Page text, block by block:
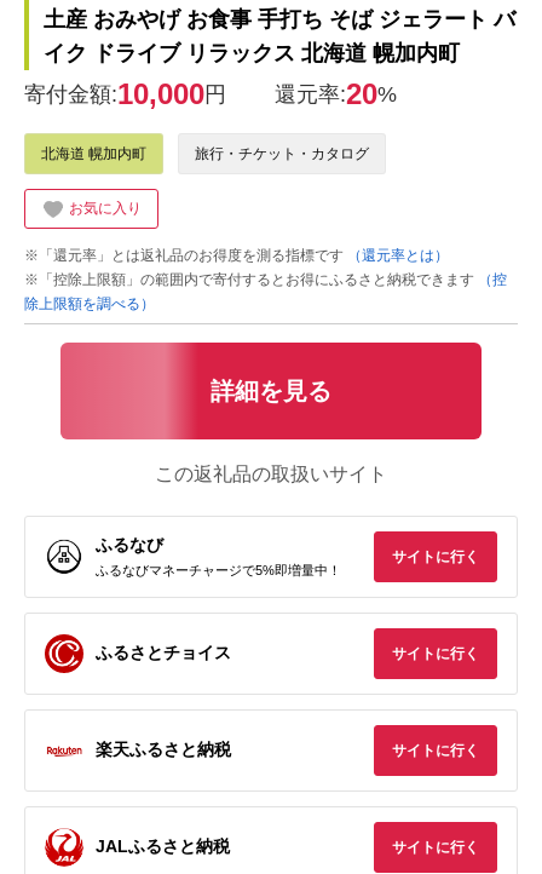
土産 おみやげ お食事 手打ち そば ジェラート バ
イク ドライブ リラックス 北海道 幌加内町
寄付金額:10,000円 還元率:20%
北海道 幌加内町 旅行・チケット・カタログ
お気に入り
※「還元率」とは返礼品のお得度を測る指標です
（還元率とは）
※「控除上限額」の範囲内で寄付するとお得にふるさと納税できます
（控
除上限額を調べる）
詳細を見る
この返礼品の取扱いサイト
ふるなび
ふるなびマネーチャージで5%即増量中！
サイトに行く
ふるさとチョイス サイトに行く
楽天ふるさと納税 サイトに行く
JALふるさと納税 サイトに行く